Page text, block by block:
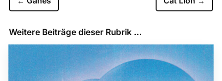
Weitere Beiträge dieser Rubrik …